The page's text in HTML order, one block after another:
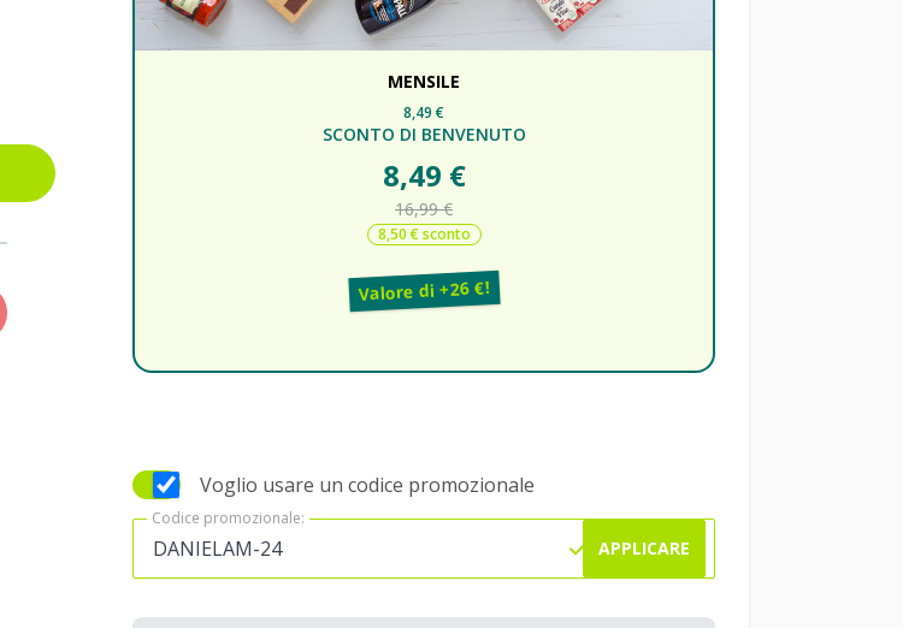
MENSILE
8,49 €
SCONTO DI BENVENUTO
8,49 €
16,99 €
8,50 € sconto
Valore di +26 €!
Voglio usare un codice promozionale
APPLICARE
Codice promozionale:
Codice promozionale: